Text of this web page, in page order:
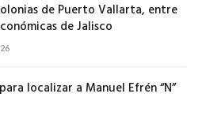
de Puerto Vallarta, entre
de Jalisco
localizar a Manuel Efrén “N”